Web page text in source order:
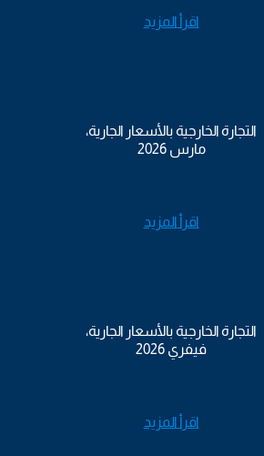
اقرأ المزيد
التجارة الخارجية بالأسعار الجارية،
مارس 2026
اقرأ المزيد
التجارة الخارجية بالأسعار الجارية،
فيفري 2026
اقرأ المزيد